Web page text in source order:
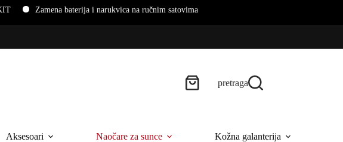
Zamena baterija i narukvica na ručnim satovima
pretraga
Aksesoari Naočare za sunce Kožna galanterija